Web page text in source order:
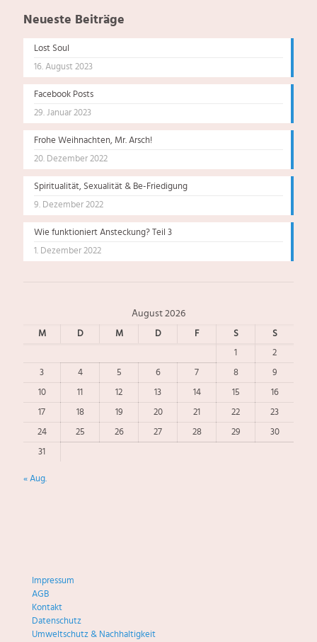
Neueste Beiträge
Lost Soul
16. August 2023
Facebook Posts
29. Januar 2023
Frohe Weihnachten, Mr. Arsch!
20. Dezember 2022
Spiritualität, Sexualität & Be-Friedigung
9. Dezember 2022
Wie funktioniert Ansteckung? Teil 3
1. Dezember 2022
August 2026
M D M D F S S
1 2
3 4 5 6 7 8 9
10 11 12 13 14 15 16
17 18 19 20 21 22 23
24 25 26 27 28 29 30
31
« Aug.
Impressum
AGB
Kontakt
Datenschutz
Umweltschutz & Nachhaltigkeit